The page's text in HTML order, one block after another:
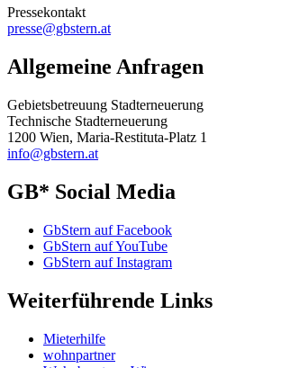
Pressekontakt
presse@gbstern.at
Allgemeine Anfragen
Gebietsbetreuung Stadterneuerung
Technische Stadterneuerung
1200 Wien, Maria-Restituta-Platz 1
info@gbstern.at
GB* Social Media
GbStern auf Facebook
GbStern auf YouTube
GbStern auf Instagram
Weiterführende Links
Mieterhilfe
wohnpartner